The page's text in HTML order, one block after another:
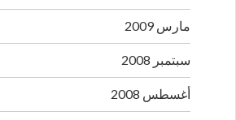
مارس 2009
سبتمبر 2008
أغسطس 2008